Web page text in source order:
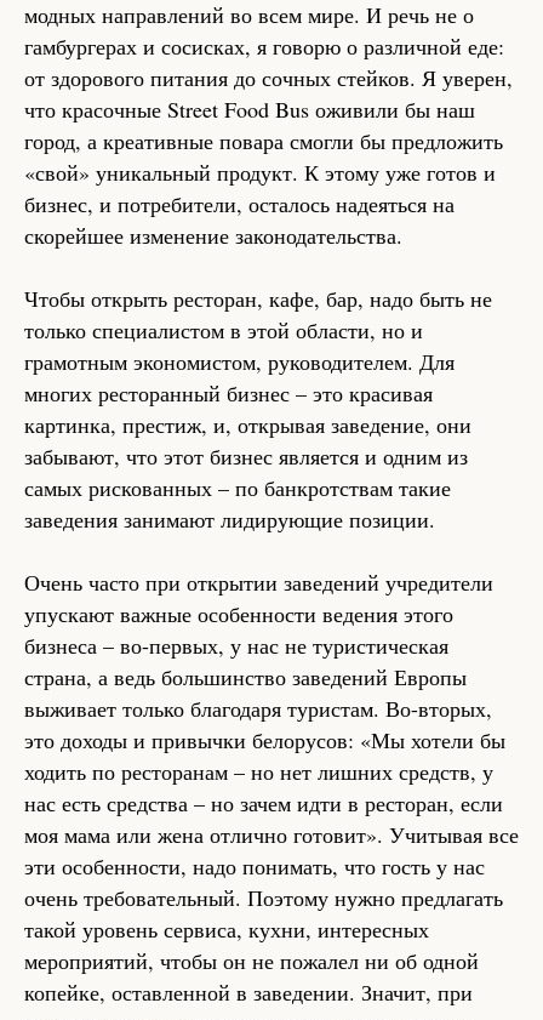
модных направлений во всем мире. И речь не о
гамбургерах и сосисках, я говорю о различной еде:
от здорового питания до сочных стейков. Я уверен,
что красочные Street Food Bus оживили бы наш
город, а креативные повара смогли бы предложить
«свой» уникальный продукт. К этому уже готов и
бизнес, и потребители, осталось надеяться на
скорейшее изменение законодательства.
Чтобы открыть ресторан, кафе, бар, надо быть не
только специалистом в этой области, но и
грамотным экономистом, руководителем. Для
многих ресторанный бизнес – это красивая
картинка, престиж, и, открывая заведение, они
забывают, что этот бизнес является и одним из
самых рискованных – по банкротствам такие
заведения занимают лидирующие позиции.
Очень часто при открытии заведений учредители
упускают важные особенности ведения этого
бизнеса – во-первых, у нас не туристическая
страна, а ведь большинство заведений Европы
выживает только благодаря туристам. Во-вторых,
это доходы и привычки белорусов: «Мы хотели бы
ходить по ресторанам – но нет лишних средств, у
нас есть средства – но зачем идти в ресторан, если
моя мама или жена отлично готовит». Учитывая все
эти особенности, надо понимать, что гость у нас
очень требовательный. Поэтому нужно предлагать
такой уровень сервиса, кухни, интересных
мероприятий, чтобы он не пожалел ни об одной
копейке, оставленной в заведении. Значит, при